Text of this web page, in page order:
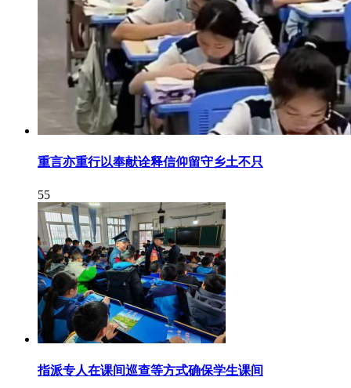
重言亦重行以奉献诠释信仰留守乡土不只
55
指派专人在课间巡查等方式确保学生课间